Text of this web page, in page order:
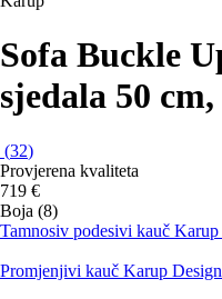
Sofa Buckle
sjedala 50 cm
(32)
Provjerena kvaliteta
719 €
Boja (8)
Tamnosiv podesivi kauč
Promjenjivi kauč Karup